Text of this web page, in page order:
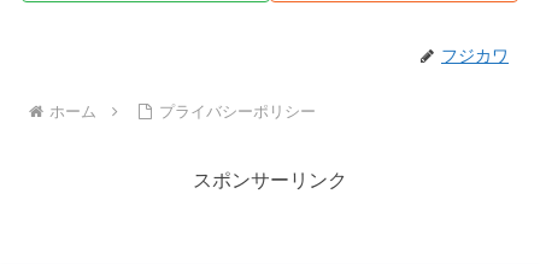
フジカワ
ホーム プライバシーポリシー
スポンサーリンク